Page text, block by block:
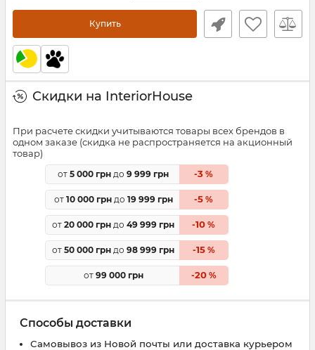
Купить
Скидки на InteriorHouse
При расчете скидки учитываются товары всех брендов в
одном заказе (скидка не распространяется на акционный
товар)
от 5 000 грн до 9 999 грн -3 %
от 10 000 грндо 19 999 грн -5 %
от 20 000 грн до 49 999 грн -10 %
от 50 000 грн до 98 999 грн -15%
от 99 000 грн -20%
Способы доставки
Самовывоз из Новой почты или доставка курьером